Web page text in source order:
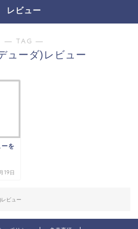
レビュー
― TAG ―
ューダ)レビュー
を
19日
ビュー